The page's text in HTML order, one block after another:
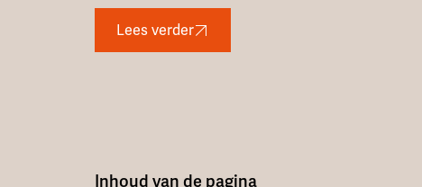
Lees verder
Inhoud van de pagina